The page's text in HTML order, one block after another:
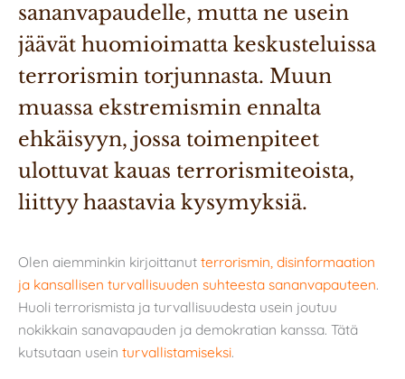
sananvapaudelle, mutta ne usein
jäävät huomioimatta keskusteluissa
terrorismin torjunnasta. Muun
muassa ekstremismin ennalta
ehkäisyyn, jossa toimenpiteet
ulottuvat kauas terrorismiteoista,
liittyy haastavia kysymyksiä.
Olen aiemminkin kirjoittanut terrorismin, disinformaation
ja kansallisen turvallisuuden suhteesta sananvapauteen.
Huoli terrorismista ja turvallisuudesta usein joutuu
nokikkain sanavapauden ja demokratian kanssa. Tätä
kutsutaan usein turvallistamiseksi.